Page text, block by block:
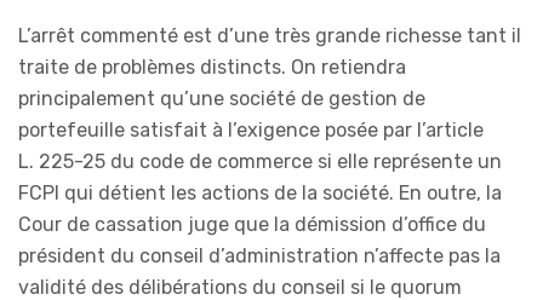
L’arrêt commenté est d’une très grande richesse tant il
traite de problèmes distincts. On retiendra
principalement qu’une société de gestion de
portefeuille satisfait à l’exigence posée par l’article
L. 225-25 du code de commerce si elle représente un
FCPI qui détient les actions de la société. En outre, la
Cour de cassation juge que la démission d’office du
président du conseil d’administration n’affecte pas la
validité des délibérations du conseil si le quorum